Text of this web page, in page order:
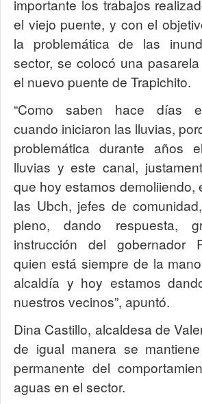
importante los trabajos
el viejo puente, y con el
la problemática de las
sector, se colocó una
el nuevo puente de Trapichito.
“Como saben hace días
cuando iniciaron las lluvias,
problemática durante años
lluvias y este canal,
que hoy estamos demoliiendo,
las Ubch, jefes de
pleno, dando respuesta,
instrucción del gobernador
quien está siempre de la
alcaldía y hoy estamos
nuestros vecinos”, apuntó.
Dina Castillo, alcaldesa de
de igual manera se
permanente del
aguas en el sector.